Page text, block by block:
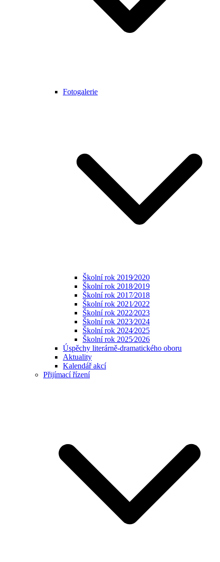
Fotogalerie
Školní rok 2019⁄2020
Školní rok 2018⁄2019
Školní rok 2017⁄2018
Školní rok 2021⁄2022
Školní rok 2022⁄2023
Školní rok 2023⁄2024
Školní rok 2024⁄2025
Školní rok 2025⁄2026
Úspěchy literárně-dramatického oboru
Aktuality
Kalendář akcí
Přijímací řízení